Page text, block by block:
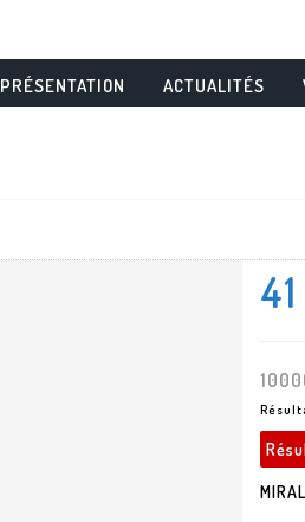
PRÉSENTATION ACTUALITÉS
41